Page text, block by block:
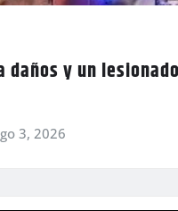
daños y un
3, 2026